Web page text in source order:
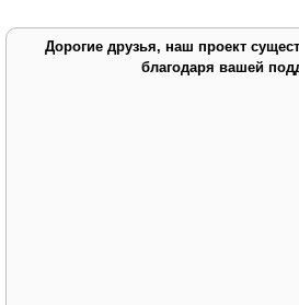
Дорогие друзья, наш проект
благодаря вашей